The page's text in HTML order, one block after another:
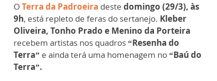
OTerra da Padroeira deste domingo (29/3), às
9h, está repleto de feras do sertanejo. Kleber
Oliveira, Tonho Prado e Menino da Porteira
recebem artistas nos quadros“Resenha do
Terra” e ainda terá uma homenagem no“Baú do
Terra”.